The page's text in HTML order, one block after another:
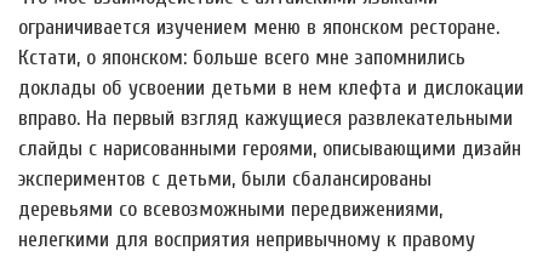
ограничивается изучением меню в японском ресторане.
Кстати, о японском: больше всего мне запомнились
доклады об усвоении детьми в нем клефта и дислокации
вправо. На первый взгляд кажущиеся развлекательными
слайды с нарисованными героями, описывающими дизайн
экспериментов с детьми, были сбалансированы
деревьями со всевозможными передвижениями,
нелегкими для восприятия непривычному к правому